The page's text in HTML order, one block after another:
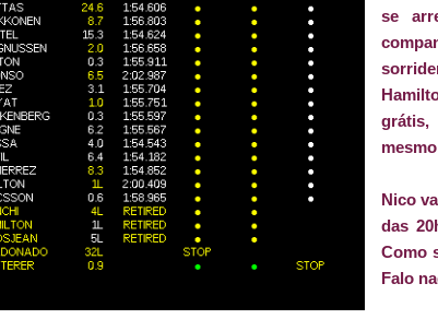
se
Nico
das
Como
Falo